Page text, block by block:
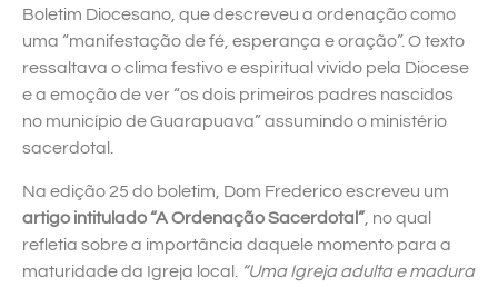
Boletim Diocesano, que descreveu a ordenação como
uma “manifestação de fé, esperança e oração”. O texto
ressaltava o clima festivo e espiritual vivido pela Diocese
e a emoção de ver “os dois primeiros padres nascidos
no município de Guarapuava” assumindo o ministério
sacerdotal.
Na edição 25 do boletim, Dom Frederico escreveu um
artigo intitulado “A Ordenação Sacerdotal” , no qual
refletia sobre a importância daquele momento para a
maturidade da Igreja local.
“Uma Igreja adulta e madura